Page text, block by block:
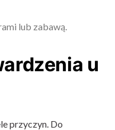
lub zabawą.
u
przyczyn. Do